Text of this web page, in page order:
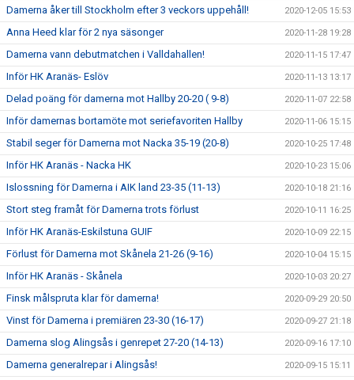
Damerna åker till Stockholm efter 3 veckors uppehåll! 2020-12-05 15:53
Anna Heed klar för 2 nya säsonger 2020-11-28 19:28
Damerna vann debutmatchen i Valldahallen! 2020-11-15 17:47
Inför HK Aranäs- Eslöv 2020-11-13 13:17
Delad poäng för damerna mot Hallby 20-20 ( 9-8) 2020-11-07 22:58
Inför damernas bortamöte mot seriefavoriten Hallby 2020-11-06 15:15
Stabil seger för Damerna mot Nacka 35-19 (20-8) 2020-10-25 17:48
Inför HK Aranäs - Nacka HK 2020-10-23 15:06
Islossning för Damerna i AIK land 23-35 (11-13) 2020-10-18 21:16
Stort steg framåt för Damerna trots förlust 2020-10-11 16:25
Inför HK Aranäs-Eskilstuna GUIF 2020-10-09 22:15
Förlust för Damerna mot Skånela 21-26 (9-16) 2020-10-04 15:15
Inför HK Aranäs - Skånela 2020-10-03 20:27
Finsk målspruta klar för damerna! 2020-09-29 20:50
Vinst för Damerna i premiären 23-30 (16-17) 2020-09-27 21:18
Damerna slog Alingsås i genrepet 27-20 (14-13) 2020-09-16 17:10
Damerna generalrepar i Alingsås! 2020-09-15 15:11